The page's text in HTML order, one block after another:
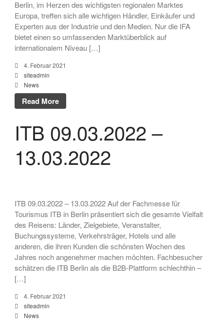
Berlin, im Herzen des wichtigsten regionalen Marktes
Europa, treffen sich alle wichtigen Händler, Einkäufer und
Experten aus der Industrie und den Medien. Nur die IFA
bietet einen so umfassenden Marktüberblick auf
internationalem Niveau […]
4. Februar 2021
siteadmin
News
Read More
ITB 09.03.2022 –
13.03.2022
ITB 09.03.2022 – 13.03.2022 Auf der Fachmesse für
Tourismus ITB in Berlin präsentiert sich die gesamte Vielfalt
des Reisens: Länder, Zielgebiete, Veranstalter,
Buchungssysteme, Verkehrsträger, Hotels und alle
anderen, die ihren Kunden die schönsten Wochen des
Jahres noch angenehmer machen möchten. Fachbesucher
schätzen die ITB Berlin als die B2B-Plattform schlechthin –
[…]
4. Februar 2021
siteadmin
News